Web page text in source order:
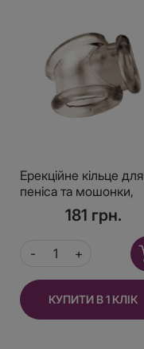
Ерекційне кільце для
пеніса та мошонки,
181 грн.
КУПИТИ В 1 КЛІК